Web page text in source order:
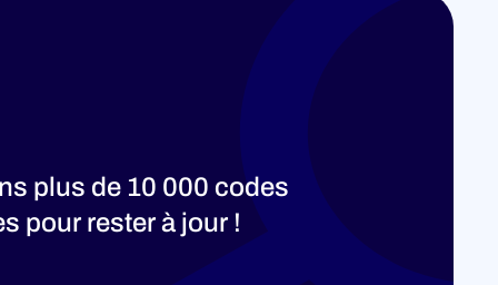
plus de 10 000 codes
pour rester à jour !